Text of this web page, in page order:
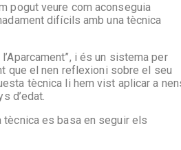
pogut veure com aconseguia
difícils amb una tècnica
l’Aparcament”, i és un sistema per
que el nen reflexioni sobre el seu
tècnica li hem vist aplicar a
d’edat.
tècnica es basa en seguir els